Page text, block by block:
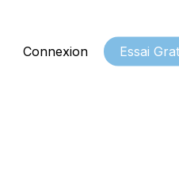
Connexion Essai